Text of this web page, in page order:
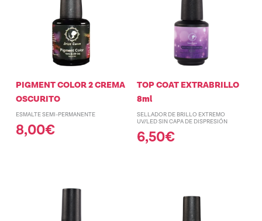
PIGMENT COLOR 2 CREMA
OSCURITO
ESMALTE SEMI-PERMANENTE
8,00€
TOP COAT EXTRABRILLO
8ml
SELLADOR DE BRILLO EXTREMO
UV/LED SIN CAPA DE DISPRESIÓN
6,50€